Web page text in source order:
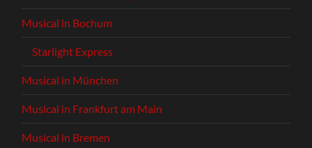
Musical in Bochum
Starlight Express
Musical in München
Musical in Frankfurt am Main
Musical in Bremen